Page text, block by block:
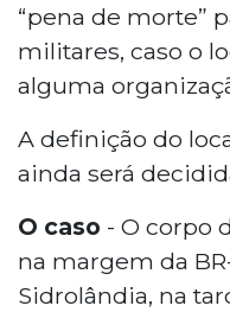
“pena de morte”
militares, caso o
alguma
A definição do
ainda será
O caso - O corpo
na margem da
Sidrolândia, na